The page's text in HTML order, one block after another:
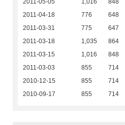
2011-05-05
1,016 848
2011-04-18
776 648
2011-03-31
775 647
2011-03-18
1,035 864
2011-03-15
1,016 848
2011-03-03
855 714
2010-12-15
855 714
2010-09-17
855 714